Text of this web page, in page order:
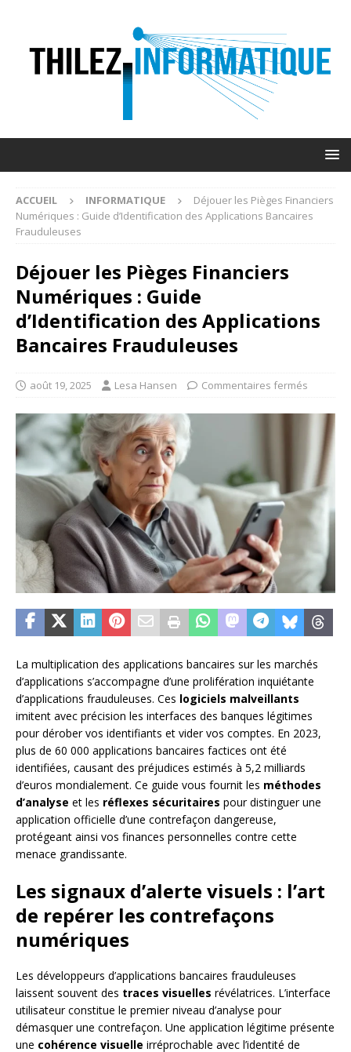
ACCUEIL INFORMATIQUE
Déjouer les Pièges Financiers
Numériques : Guide d’Identification des Applications Bancaires
Frauduleuses
Déjouer les Pièges Financiers
Numériques : Guide
d’Identification des Applications
Bancaires Frauduleuses
août 19, 2025 Lesa Hansen Commentaires fermés
La multiplication des applications bancaires sur les marchés
d’applications s’accompagne d’une prolifération inquiétante
d’applications frauduleuses. Ces logiciels malveillants
imitent avec précision les interfaces des banques légitimes
pour dérober vos identifiants et vider vos comptes. En 2023,
plus de 60 000 applications bancaires factices ont été
identifiées, causant des préjudices estimés à 5,2 milliards
d’euros mondialement. Ce guide vous fournit les méthodes
d’analyse et les réflexes sécuritaires pour distinguer une
application officielle d’une contrefaçon dangereuse,
protégeant ainsi vos finances personnelles contre cette
menace grandissante.
Les signaux d’alerte visuels : l’art
de repérer les contrefaçons
numériques
Les développeurs d’applications bancaires frauduleuses
laissent souvent des traces visuelles révélatrices. L’interface
utilisateur constitue le premier niveau d’analyse pour
démasquer une contrefaçon. Une application légitime présente
une cohérence visuelle irréprochable avec l’identité de